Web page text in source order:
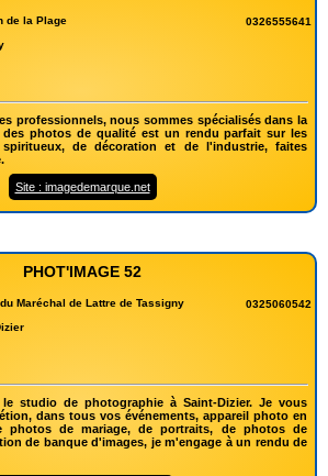
de la Plage
0326555641
professionnels, nous sommes spécialisés dans la
des photos de qualité est un rendu parfait sur les
de décoration et de l'industrie, faites
Site : imagedemarque.net
PHOT'IMAGE 52
Maréchal de Lattre de Tassigny
0325060542
studio de photographie à Saint-Dizier. Je vous
dans tous vos événements, appareil photo en
photos de mariage, de portraits, de photos de
de banque d'images, je m'engage à un rendu de